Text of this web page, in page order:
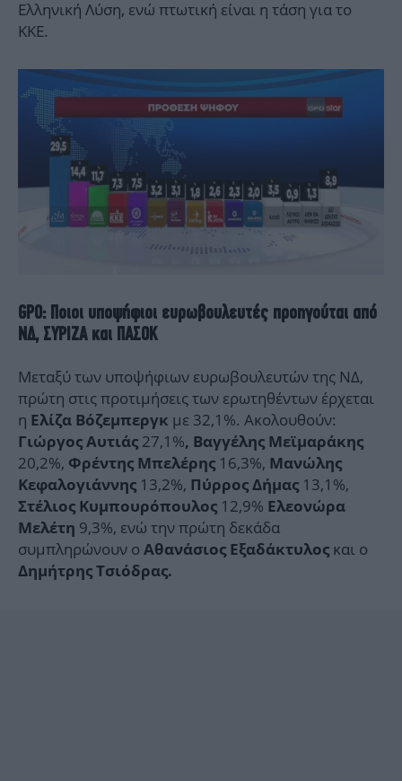
Ελληνική Λύση, ενώ πτωτική είναι η τάση για το
ΚΚΕ.
GPO: Ποιοι υποψήφιοι ευρωβουλευτές προηγούται από
ΝΔ, ΣΥΡΙΖΑ και ΠΑΣΟΚ
Μεταξύ των υποψήφιων ευρωβουλευτών της ΝΔ,
πρώτη στις προτιμήσεις των ερωτηθέντων έρχεται
η Ελίζα Βόζεμπεργκ με 32,1%. Ακολουθούν:
Γιώργος Αυτιάς 27,1%, Βαγγέλης Μεϊμαράκης
20,2%, Φρέντης Μπελέρης 16,3%, Μανώλης
Κεφαλογιάννης 13,2%, Πύρρος Δήμας 13,1%,
Στέλιος Κυμπουρόπουλος 12,9% Ελεονώρα
Μελέτη 9,3%, ενώ την πρώτη δεκάδα
συμπληρώνουν ο Αθανάσιος Εξαδάκτυλος και ο
Δημήτρης Τσιόδρας.